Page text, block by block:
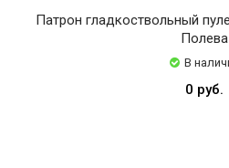
Патрон гладкоствольный
Полева
В
0 руб.